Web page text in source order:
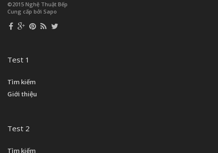
©2015 Nghệ Thuật Bếp
Cung cấp bởi Sapo
Test 1
Tìm kiếm
Giới thiệu
Test 2
Tìm kiếm